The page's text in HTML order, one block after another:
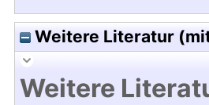
Weitere Literatur
Weitere